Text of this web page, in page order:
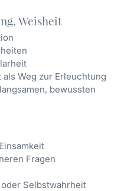
Weisheit
Weg zur Erleuchtung
bewussten
Fragen
Selbstwahrheit